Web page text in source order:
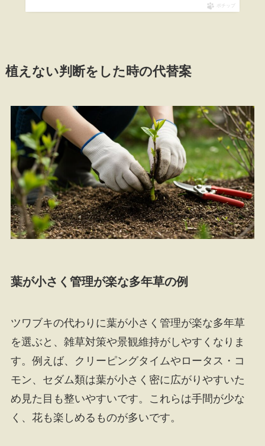
ポチップ
植えない判断をした時の代替案
葉が小さく管理が楽な多年草の例
ツワブキの代わりに葉が小さく管理が楽な多年草
を選ぶと、雑草対策や景観維持がしやすくなりま
す。例えば、クリーピングタイムやロータス・コ
モン、セダム類は葉が小さく密に広がりやすいた
め見た目も整いやすいです。これらは手間が少な
く、花も楽しめるものが多いです。